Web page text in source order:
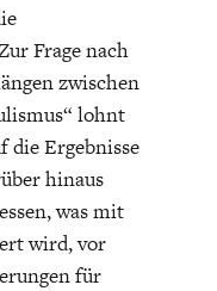
UND
Frage nach
zwischen
lohnt
die Ergebnisse
hinaus
was mit
wird, vor
für